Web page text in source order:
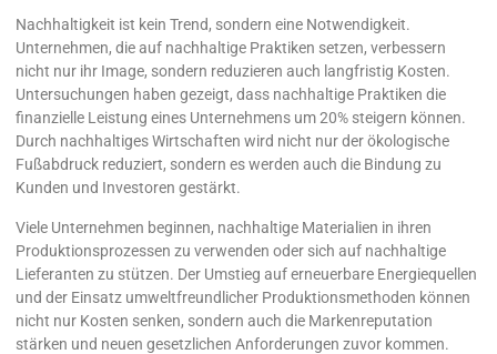
Nachhaltigkeit ist kein Trend, sondern eine Notwendigkeit.
Unternehmen, die auf nachhaltige Praktiken setzen, verbessern
nicht nur ihr Image, sondern reduzieren auch langfristig Kosten.
Untersuchungen haben gezeigt, dass nachhaltige Praktiken die
finanzielle Leistung eines Unternehmens um 20% steigern können.
Durch nachhaltiges Wirtschaften wird nicht nur der ökologische
Fußabdruck reduziert, sondern es werden auch die Bindung zu
Kunden und Investoren gestärkt.
Viele Unternehmen beginnen, nachhaltige Materialien in ihren
Produktionsprozessen zu verwenden oder sich auf nachhaltige
Lieferanten zu stützen. Der Umstieg auf erneuerbare Energiequellen
und der Einsatz umweltfreundlicher Produktionsmethoden können
nicht nur Kosten senken, sondern auch die Markenreputation
stärken und neuen gesetzlichen Anforderungen zuvor kommen.